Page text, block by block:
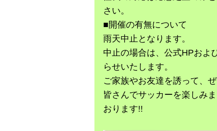
さい。
■開催の有無について
雨天中止となります。
中止の場合は、公式HPおよ
らせいたします。
ご家族やお友達を誘って、
皆さんでサッカーを楽しみ
おります!!